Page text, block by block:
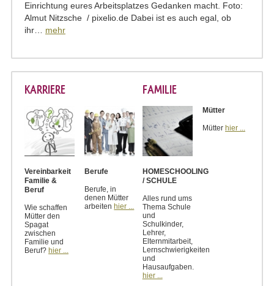
Einrichtung eures Arbeitsplatzes Gedanken macht. Foto:
Almut Nitzsche / pixelio.de Dabei ist es auch egal, ob
ihr… mehr
KARRIERE
Vereinbarkeit
Familie &
Beruf
Wie schaffen
Mütter den
Spagat
zwischen
Familie und
Beruf? hier ...
Berufe
Berufe, in
denen Mütter
arbeiten hier ...
FAMILIE
HOMESCHOOLING
/ SCHULE
Alles rund ums
Thema Schule
und
Schulkinder,
Lehrer,
Elternmitarbeit,
Lernschwierigkeiten
und
Hausaufgaben.
hier ...
Mütter
Mütter hier ...